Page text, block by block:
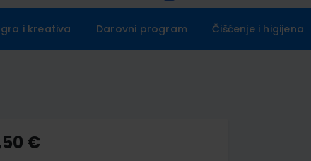
i kreativa Darovni program Čišćenje i higijena
€